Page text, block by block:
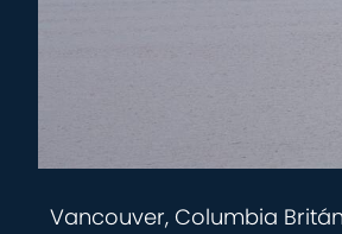
Vancouver, Columbia